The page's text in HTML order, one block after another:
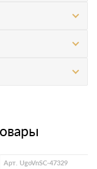
Арт. UgoVnSC-47329